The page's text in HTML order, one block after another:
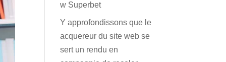
w Superbet
Y approfondissons que le
acquereur du site web se
sert un rendu en